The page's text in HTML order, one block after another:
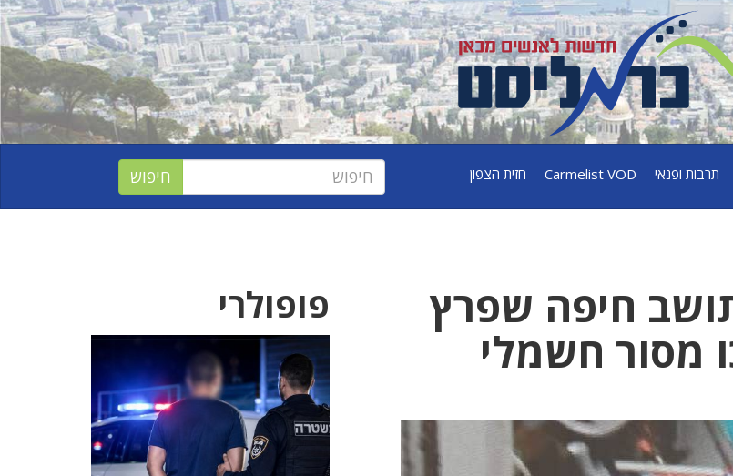
תרבות ופנאי Carmelist VOD חזית הצפון
חיפה שפרץ
מסור חשמלי
פופולרי